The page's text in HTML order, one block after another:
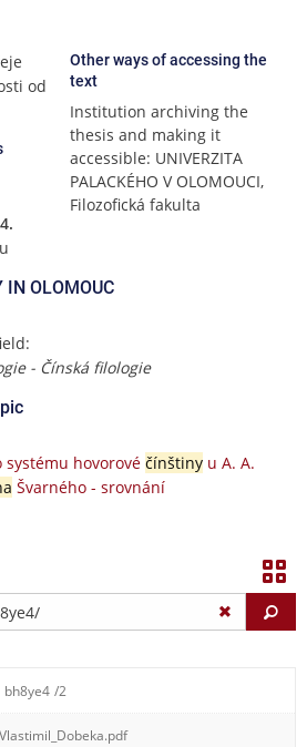
od
Other ways of accessing the
text
Institution archiving the
thesis and making it
accessible: UNIVERZITA
PALACKÉHO V OLOMOUCI,
Filozofická fakulta
IN OLOMOUC
- Čínská filologie
systému hovorové čínštinyu A. A.
Švarného - srovnání
bh8ye4 /2